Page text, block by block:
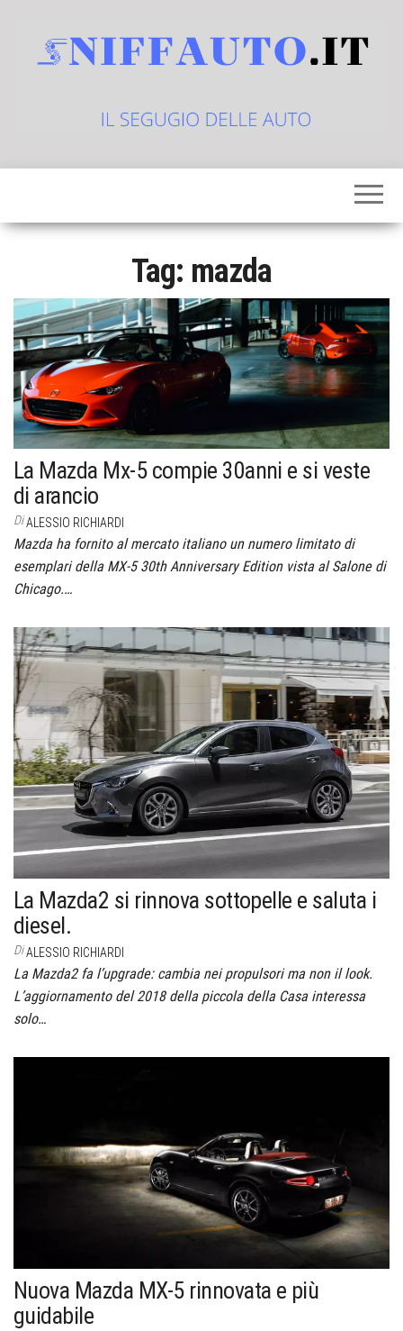
contenuto
Tag: mazda
La Mazda Mx-5 compie 30anni e si veste
di arancio
DiALESSIO RICHIARDI
Mazda ha fornito al mercato italiano un numero limitato di
esemplari della MX-5 30th Anniversary Edition vista al Salone di
Chicago.…
La Mazda2 si rinnova sottopelle e saluta i
diesel.
DiALESSIO RICHIARDI
La Mazda2 fa l’upgrade: cambia nei propulsori ma non il look.
L’aggiornamento del 2018 della piccola della Casa interessa
solo…
Nuova Mazda MX-5 rinnovata e più
guidabile